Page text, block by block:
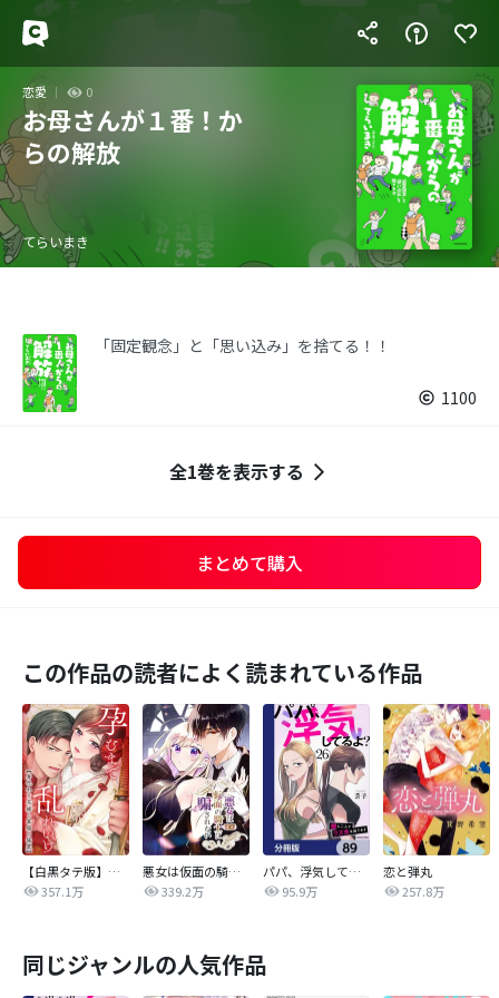
恋愛 0
お母さんが１番！か
らの解放
てらいまき
「固定観念」と「思い込み」を捨てる！！
1100
全1巻を表示する
まとめて購入
この作品の読者によく読まれている作品
【白黒タテ版】孕むまで乱れいけ～身代わり花嫁と軍服の猛愛
357.1万
悪女は仮面の騎士に騙されない
339.2万
パパ、浮気してるよ？娘と二人でクズ夫を捨てます【分冊版】
95.9万
恋と弾丸
257.8万
同じジャンルの人気作品